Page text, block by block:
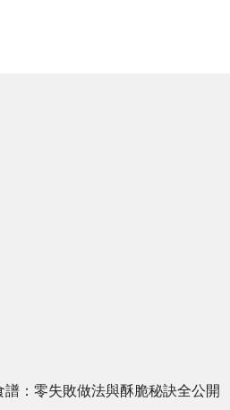
譜：零失敗做法與酥脆秘訣全公開